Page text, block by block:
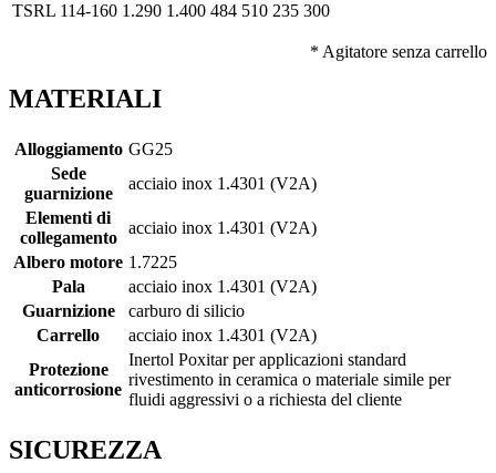
TSRL 114-160 1.290 1.400 484 510 235 300
* Agitatore senza carrello
MATERIALI
Alloggiamento GG25
Sede
guarnizione
acciaio inox 1.4301 (V2A)
Elementi di
collegamento
acciaio inox 1.4301 (V2A)
Albero motore 1.7225
Pala
acciaio inox 1.4301 (V2A)
Guarnizione
carburo di silicio
Carrello
acciaio inox 1.4301 (V2A)
Protezione
anticorrosione
Inertol Poxitar per applicazioni standard
rivestimento in ceramica o materiale simile per
fluidi aggressivi o a richiesta del cliente
SICUREZZA